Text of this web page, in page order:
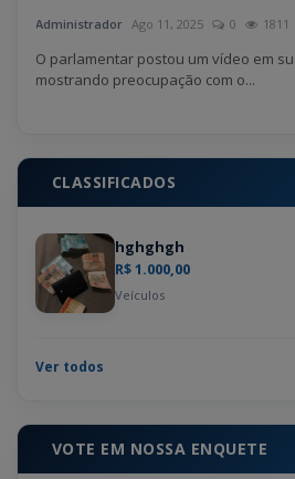
Administrador Ago 11, 2025 0 1811
O parlamentar postou um vídeo em
mostrando preocupação com o...
CLASSIFICADOS
hghghgh
R$ 1.000,00
Veículos
Ver todos
VOTE EM NOSSA ENQUETE